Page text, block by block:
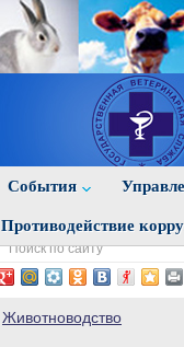
События
Противодействие
Животноводство